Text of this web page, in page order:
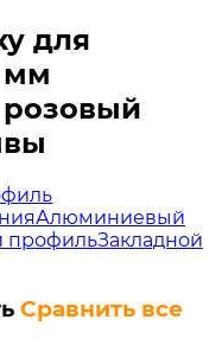
для
мм
Алюминиевый
профильЗакладной
Сравнить все